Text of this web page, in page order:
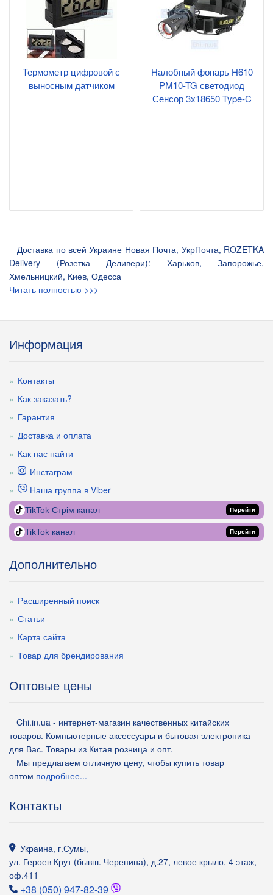
Термометр цифровой с
выносным датчиком
Налобный фонарь H610
PM10-TG светодиод
Сенсор 3х18650 Type-C
Доставка по всей Украине Новая Почта, УкрПочта, ROZETKA
Delivery (Розетка Деливери): Харьков, Запорожье,
Хмельницкий, Киев, Одесса
Читать полностью >>>
Информация
Контакты
Как заказать?
Гарантия
Доставка и оплата
Как нас найти
Инстаграм
Наша группа в Viber
TikTok Стрім канал Перейти
TikTok канал Перейти
Дополнительно
Расширенный поиск
Статьи
Карта сайта
Товар для брендирования
Оптовые цены
Chi.in.ua - интернет-магазин качественных китайских
товаров. Компьютерные аксессуары и бытовая электроника
для Вас. Товары из Китая розница и опт.
Мы предлагаем отличную цену, чтобы купить товар
оптом подробнее...
Контакты
Украина, г.Сумы,
ул. Героев Крут (бывш. Черепина), д.27, левое крыло, 4 этаж,
оф.411
+38 (050) 947-82-39